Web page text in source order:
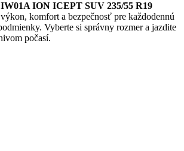
ION ICEPT SUV 235/55 R19
komfort a bezpečnosť pre každodennú
Vyberte si správny rozmer a jazdite
počasí.